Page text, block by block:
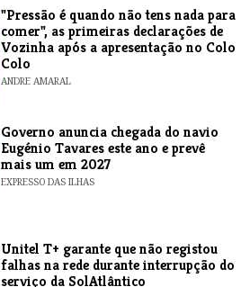
"Pressão é quando não tens nada para
comer", as primeiras declarações de
Vozinha após a apresentação no Colo
Colo
ANDRE AMARAL
Governo anuncia chegada do navio
Eugénio Tavares este ano e prevê
mais um em 2027
EXPRESSO DAS ILHAS
Unitel T+ garante que não registou
falhas na rede durante interrupção do
serviço da SolAtlântico